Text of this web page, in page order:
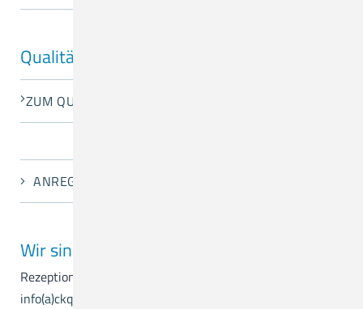
Qualitätsentwicklung
ZUM QUALITÄTSBERICHT 2024 (PDF)
ANREGUNGEN UND KRITIK
Wir sind für Sie da.
Rezeption & Empfang
info(a)ckq-gmbh.de